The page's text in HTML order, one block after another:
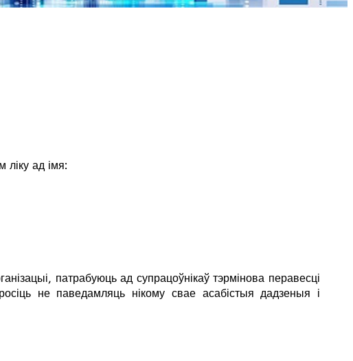
ад імя:
патрабуюць ад супрацоўнікаў тэрмінова перавесці
не паведамляць нікому свае асабістыя дадзеныя і